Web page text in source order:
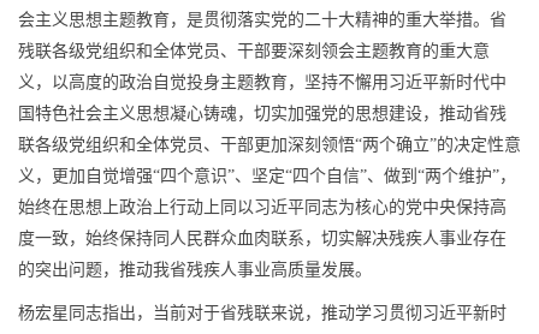
会主义思想主题教育，是贯彻落实党的二十大精神的重大举措。省
残联各级党组织和全体党员、干部要深刻领会主题教育的重大意
义，以高度的政治自觉投身主题教育，坚持不懈用习近平新时代中
国特色社会主义思想凝心铸魂，切实加强党的思想建设，推动省残
联各级党组织和全体党员、干部更加深刻领悟“两个确立”的决定性意
义，更加自觉增强“四个意识”、坚定“四个自信”、做到“两个维护”，
始终在思想上政治上行动上同以习近平同志为核心的党中央保持高
度一致，始终保持同人民群众血肉联系，切实解决残疾人事业存在
的突出问题，推动我省残疾人事业高质量发展。
杨宏星同志指出，当前对于省残联来说，推动学习贯彻习近平新时